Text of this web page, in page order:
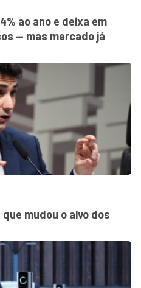
ao ano e deixa em
— mas mercado já
mudou o alvo dos